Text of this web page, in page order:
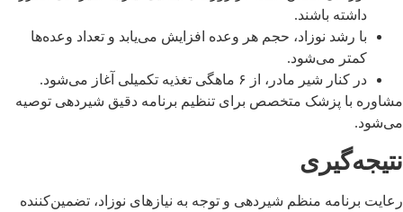
داشته باشند.
با رشد نوزاد، حجم هر وعده افزایش می‌یابد و تعداد وعده‌ها
کمتر می‌شود.
در کنار شیر مادر، از ۶ ماهگی تغذیه تکمیلی آغاز می‌شود.
مشاوره با پزشک متخصص برای تنظیم برنامه دقیق شیردهی توصیه
می‌شود.
نتیجه‌گیری
رعایت برنامه منظم شیردهی و توجه به نیازهای نوزاد، تضمین‌کننده